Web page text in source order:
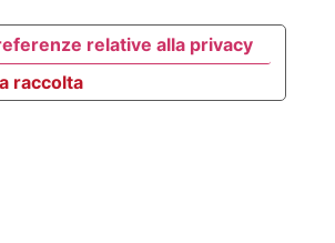
raccolta
relative alla privacy